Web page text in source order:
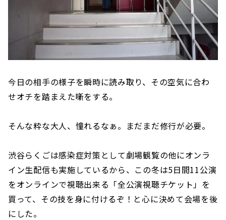
今日の相手の様子を瞬時に読み取り、その空気に合わ
せオチを踏まえた噺をする。
そんな粋な大人、憧れるなぁ。まだまだ修行が必要。
渋谷らくごは感染症対策として劇場観覧の他にオンラ
イン生配信も実施しているから、この冬は5日間11公演
をオンラインで視聴出来る「全公演視聴チケット」を
買って、その技を身に付けるぞ！と心に決めて会場を後
にした。